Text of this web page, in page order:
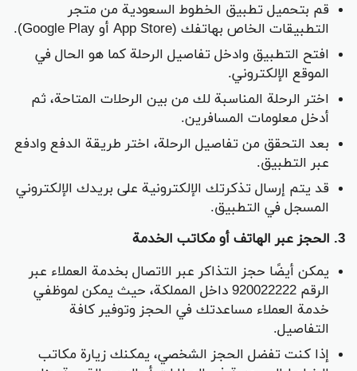
قم بتحميل تطبيق الخطوط السعودية من متجر
التطبيقات الخاص بهاتفك (App Store أو Google Play).
افتح التطبيق وادخل تفاصيل الرحلة كما هو الحال في
الموقع الإلكتروني.
اختر الرحلة المناسبة لك من بين الرحلات المتاحة، ثم
أدخل معلومات المسافرين.
بعد التحقق من تفاصيل الرحلة، اختر طريقة الدفع وادفع
عبر التطبيق.
قد يتم إرسال تذكرتك الإلكترونية على بريدك الإلكتروني
المسجل في التطبيق.
3. الحجز عبر الهاتف أو مكاتب الخدمة
يمكن أيضًا حجز التذاكر عبر الاتصال بخدمة العملاء عبر
الرقم 920022222 داخل المملكة، حيث يمكن لموظفي
خدمة العملاء مساعدتك في الحجز وتوفير كافة
التفاصيل.
إذا كنت تفضل الحجز الشخصي، يمكنك زيارة مكاتب